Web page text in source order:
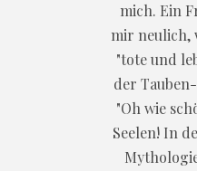
mich. Ein
mir neulich,
"tote und
der
"Oh wie
Seelen! In